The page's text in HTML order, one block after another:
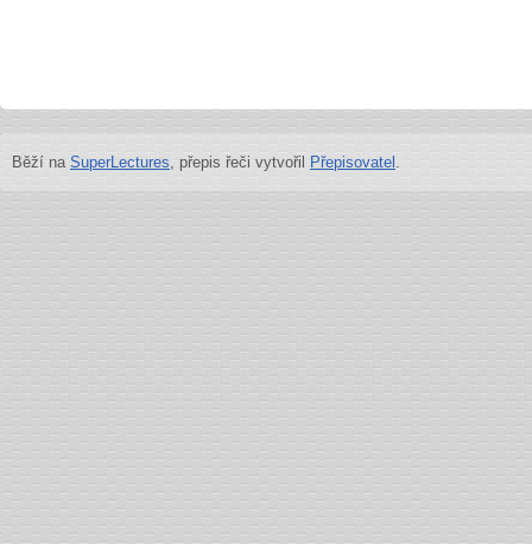
Běží na SuperLectures, přepis řeči vytvořil Přepisovatel .